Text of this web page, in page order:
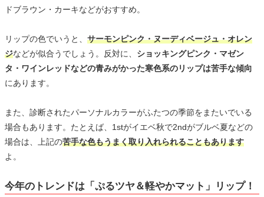
ドブラウン・カーキなどがおすすめ。
リップの色でいうと、 サーモンピンク・ヌーディベージュ・オレン
ジなどが似合うでしょう。反対に、 ショッキングピンク・マゼン
タ・ワインレッドなどの青みがかった寒色系のリップは苦手な傾向
にあります。
また、診断されたパーソナルカラーがふたつの季節をまたいでいる
場合もあります。たとえば、1stがイエベ秋で2ndがブルベ夏などの
場合は、上記の苦手な色もうまく取り入れられることもあります
よ。
今年のトレンドは「ぷるツヤ＆軽やかマット」リップ！